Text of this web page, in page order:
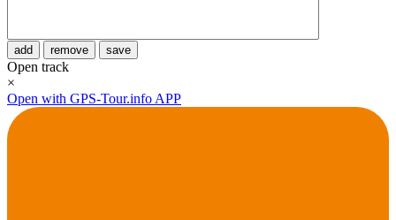
add remove save
Open track
×
Open with GPS-Tour.info APP